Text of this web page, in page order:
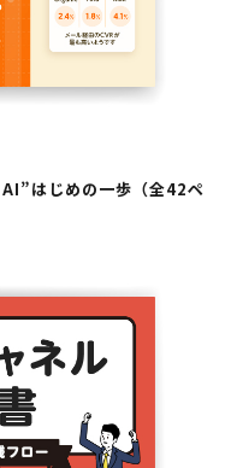
はじめの一歩（全42ペ